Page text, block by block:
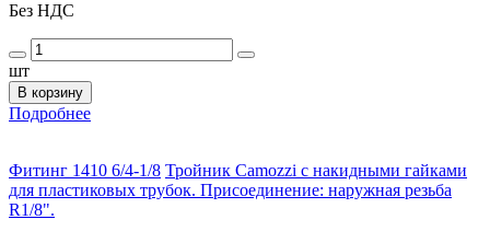
Без НДС
шт
В корзину
Подробнее
Фитинг 1410 6/4-1/8 Тройник Camozzi с накидными гайками
для пластиковых трубок. Присоединение: наружная резьба
R1/8".